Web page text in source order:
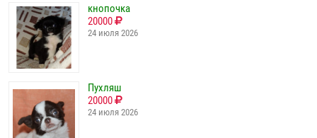
кнопочка
20000
24 июля 2026
Пухляш
20000
24 июля 2026